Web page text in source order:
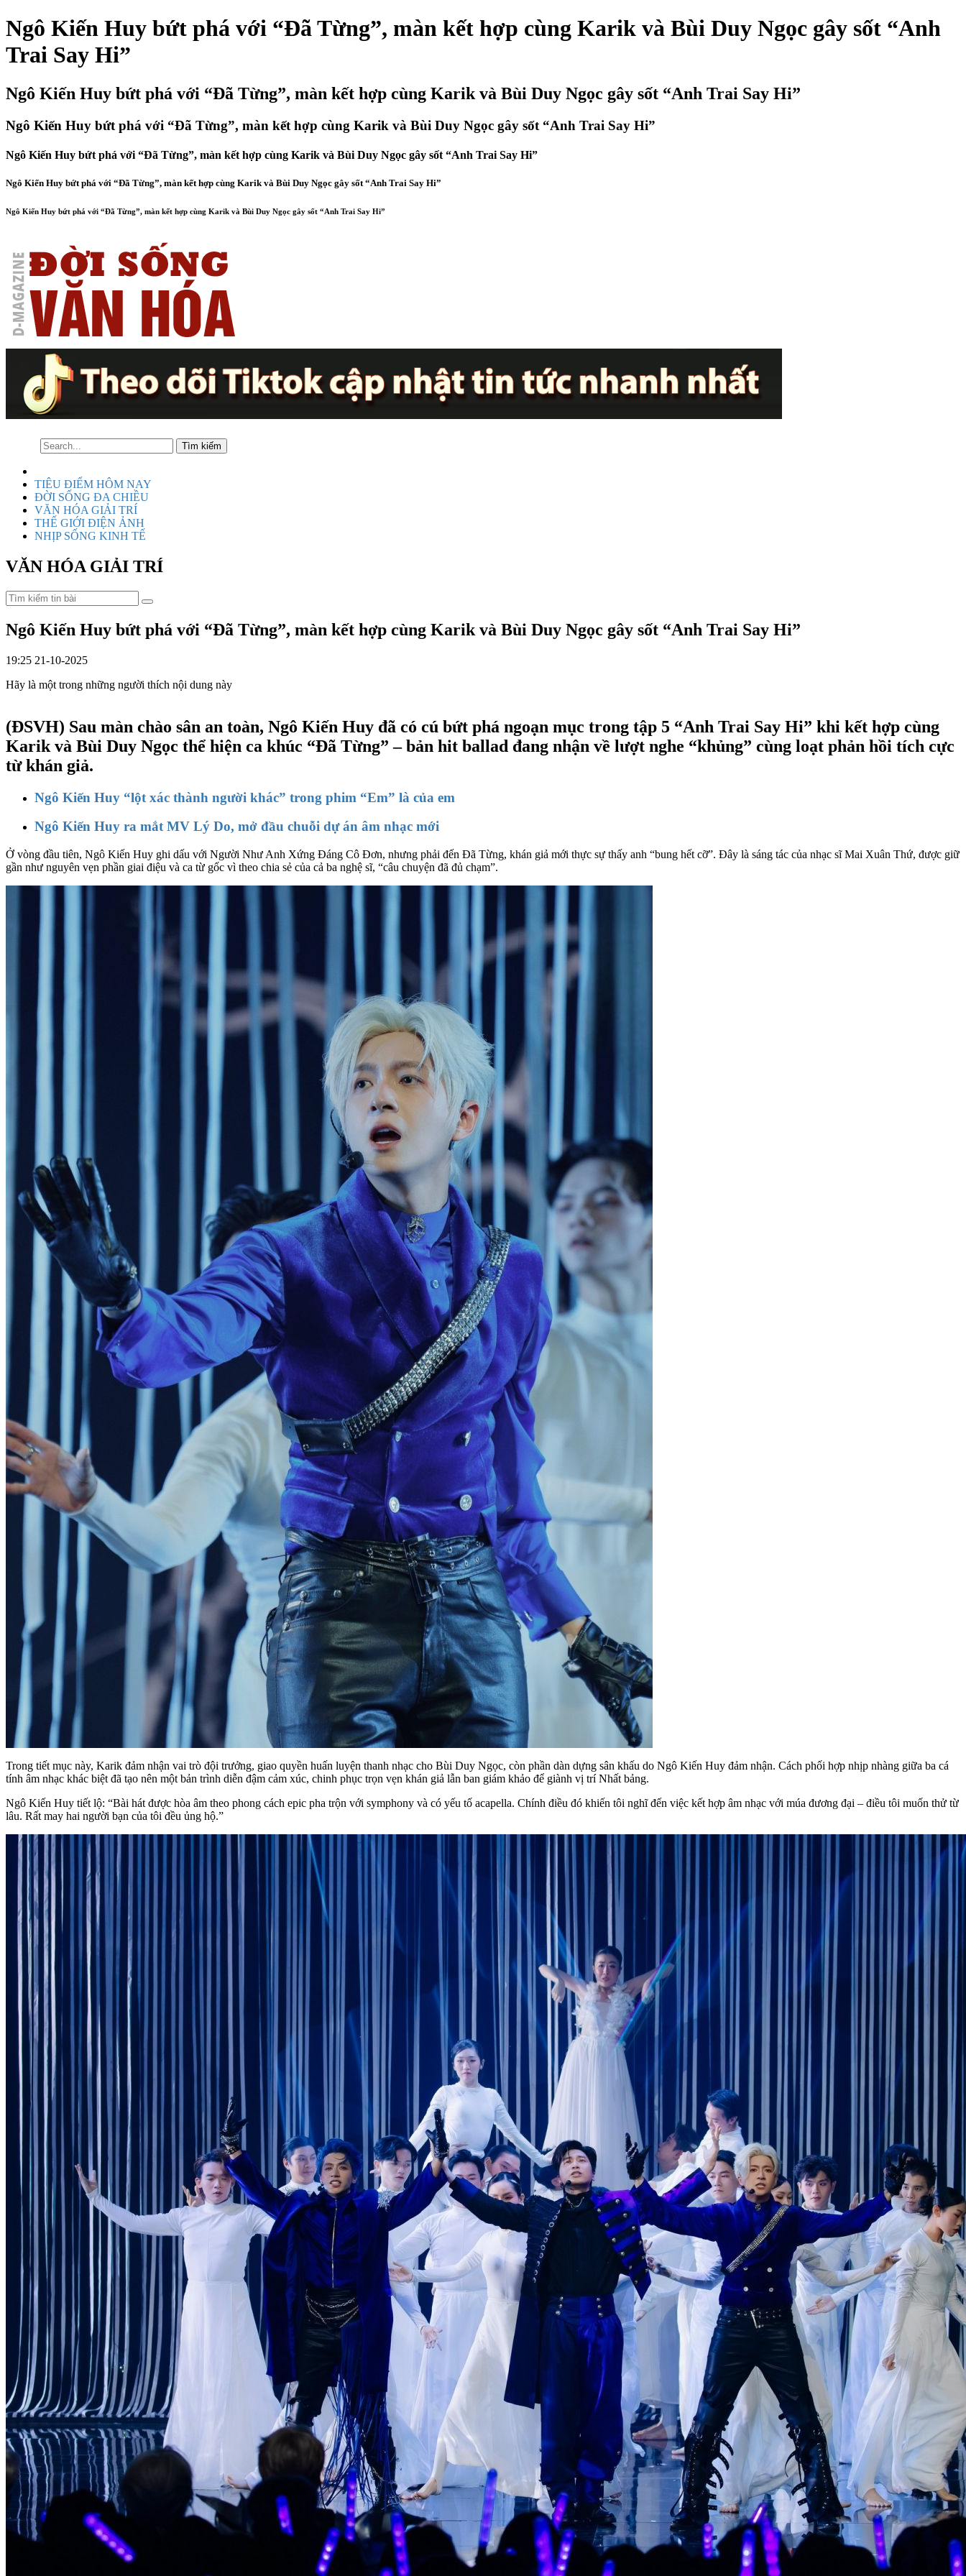
Ngô Kiến Huy bứt phá với “Đã Từng”, màn kết hợp cùng Karik và Bùi Duy Ngọc gây sốt “Anh
Trai Say Hi”
Ngô Kiến Huy bứt phá với “Đã Từng”, màn kết hợp cùng Karik và Bùi Duy Ngọc gây sốt “Anh Trai Say Hi”
Ngô Kiến Huy bứt phá với “Đã Từng”, màn kết hợp cùng Karik và Bùi Duy Ngọc gây sốt “Anh Trai Say Hi”
Ngô Kiến Huy bứt phá với “Đã Từng”, màn kết hợp cùng Karik và Bùi Duy Ngọc gây sốt “Anh Trai Say Hi”
Ngô Kiến Huy bứt phá với “Đã Từng”, màn kết hợp cùng Karik và Bùi Duy Ngọc gây sốt “Anh Trai Say Hi”
Ngô Kiến Huy bứt phá với “Đã Từng”, màn kết hợp cùng Karik và Bùi Duy Ngọc gây sốt “Anh Trai Say Hi”
TIÊU ĐIỂM HÔM NAY
ĐỜI SỐNG ĐA CHIỀU
VĂN HÓA GIẢI TRÍ
THẾ GIỚI ĐIỆN ẢNH
NHỊP SỐNG KINH TẾ
VĂN HÓA GIẢI TRÍ
Ngô Kiến Huy bứt phá với “Đã Từng”, màn kết hợp cùng Karik và Bùi Duy Ngọc gây sốt “Anh Trai Say Hi”
19:25 21-10-2025
Hãy là một trong những người thích nội dung này
(ĐSVH) Sau màn chào sân an toàn, Ngô Kiến Huy đã có cú bứt phá ngoạn mục trong tập 5 “Anh Trai Say Hi” khi kết hợp cùng
Karik và Bùi Duy Ngọc thể hiện ca khúc “Đã Từng” – bản hit ballad đang nhận về lượt nghe “khủng” cùng loạt phản hồi tích cực
từ khán giả.
Ngô Kiến Huy “lột xác thành người khác” trong phim “Em” là của em
Ngô Kiến Huy ra mắt MV Lý Do, mở đầu chuỗi dự án âm nhạc mới
Ở vòng đầu tiên, Ngô Kiến Huy ghi dấu với Người Như Anh Xứng Đáng Cô Đơn, nhưng phải đến Đã Từng, khán giả mới thực sự thấy anh “bung hết cỡ”. Đây là sáng tác của nhạc sĩ Mai Xuân Thứ, được giữ
gần như nguyên vẹn phần giai điệu và ca từ gốc vì theo chia sẻ của cả ba nghệ sĩ, “câu chuyện đã đủ chạm”.
Trong tiết mục này, Karik đảm nhận vai trò đội trưởng, giao quyền huấn luyện thanh nhạc cho Bùi Duy Ngọc, còn phần dàn dựng sân khấu do Ngô Kiến Huy đảm nhận. Cách phối hợp nhịp nhàng giữa ba cá
tính âm nhạc khác biệt đã tạo nên một bản trình diễn đậm cảm xúc, chinh phục trọn vẹn khán giả lẫn ban giám khảo để giành vị trí Nhất bảng.
Ngô Kiến Huy tiết lộ: “Bài hát được hòa âm theo phong cách epic pha trộn với symphony và có yếu tố acapella. Chính điều đó khiến tôi nghĩ đến việc kết hợp âm nhạc với múa đương đại – điều tôi muốn thử từ
lâu. Rất may hai người bạn của tôi đều ủng hộ.”